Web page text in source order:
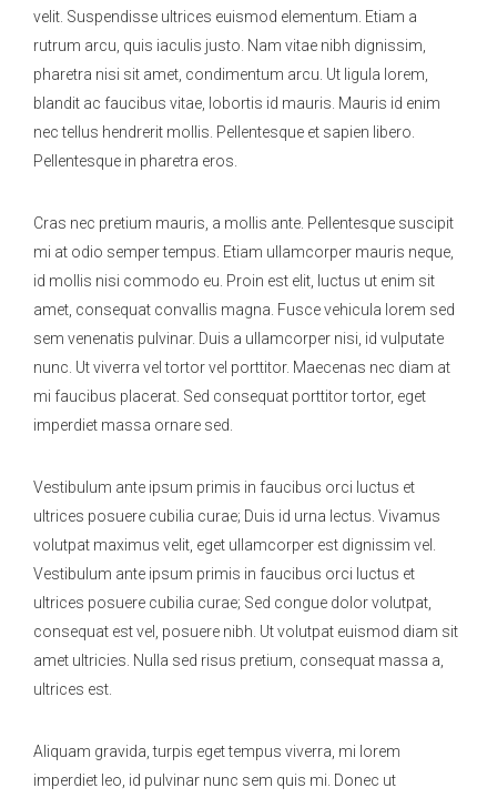
velit. Suspendisse ultrices euismod elementum. Etiam a
rutrum arcu, quis iaculis justo. Nam vitae nibh dignissim,
pharetra nisi sit amet, condimentum arcu. Ut ligula lorem,
blandit ac faucibus vitae, lobortis id mauris. Mauris id enim
nec tellus hendrerit mollis. Pellentesque et sapien libero.
Pellentesque in pharetra eros.
Cras nec pretium mauris, a mollis ante. Pellentesque suscipit
mi at odio semper tempus. Etiam ullamcorper mauris neque,
id mollis nisi commodo eu. Proin est elit, luctus ut enim sit
amet, consequat convallis magna. Fusce vehicula lorem sed
sem venenatis pulvinar. Duis a ullamcorper nisi, id vulputate
nunc. Ut viverra vel tortor vel porttitor. Maecenas nec diam at
mi faucibus placerat. Sed consequat porttitor tortor, eget
imperdiet massa ornare sed.
Vestibulum ante ipsum primis in faucibus orci luctus et
ultrices posuere cubilia curae; Duis id urna lectus. Vivamus
volutpat maximus velit, eget ullamcorper est dignissim vel.
Vestibulum ante ipsum primis in faucibus orci luctus et
ultrices posuere cubilia curae; Sed congue dolor volutpat,
consequat est vel, posuere nibh. Ut volutpat euismod diam sit
amet ultricies. Nulla sed risus pretium, consequat massa a,
ultrices est.
Aliquam gravida, turpis eget tempus viverra, mi lorem
imperdiet leo, id pulvinar nunc sem quis mi. Donec ut